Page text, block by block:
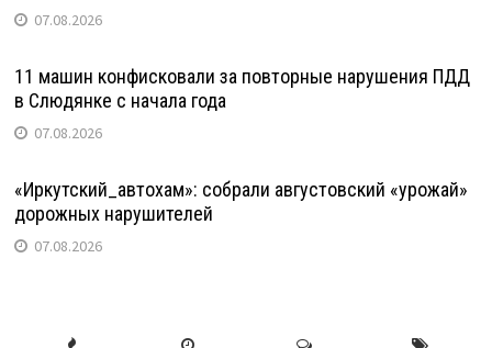
07.08.2026
11 машин конфисковали за повторные нарушения ПДД
в Слюдянке с начала года
07.08.2026
«Иркутский_автохам»: собрали августовский «урожай»
дорожных нарушителей
07.08.2026